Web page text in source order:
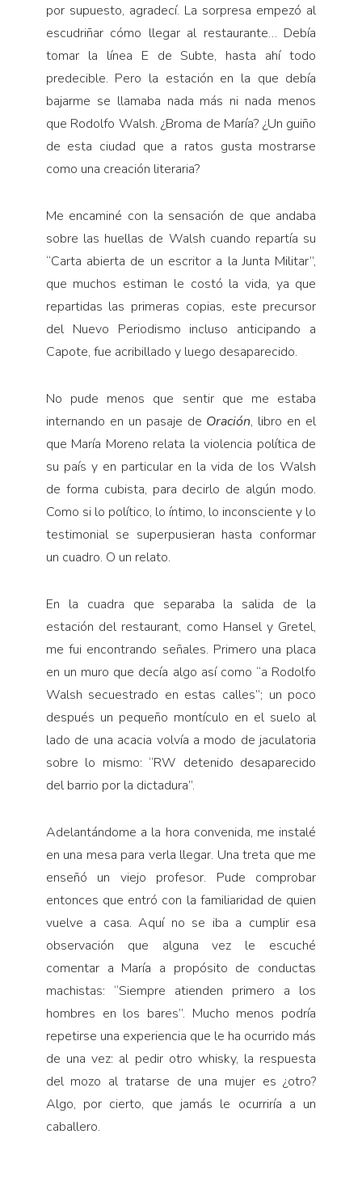
por supuesto, agradecí. La sorpresa empezó al
escudriñar cómo llegar al restaurante… Debía
tomar la línea E de Subte, hasta ahí todo
predecible. Pero la estación en la que debía
bajarme se llamaba nada más ni nada menos
que Rodolfo Walsh. ¿Broma de María? ¿Un guiño
de esta ciudad que a ratos gusta mostrarse
como una creación literaria?
Me encaminé con la sensación de que andaba
sobre las huellas de Walsh cuando repartía su
“Carta abierta de un escritor a la Junta Militar”,
que muchos estiman le costó la vida, ya que
repartidas las primeras copias, este precursor
del Nuevo Periodismo incluso anticipando a
Capote, fue acribillado y luego desaparecido.
No pude menos que sentir que me estaba
internando en un pasaje de Oración, libro en el
que María Moreno relata la violencia política de
su país y en particular en la vida de los Walsh
de forma cubista, para decirlo de algún modo.
Como si lo político, lo íntimo, lo inconsciente y lo
testimonial se superpusieran hasta conformar
un cuadro. O un relato.
En la cuadra que separaba la salida de la
estación del restaurant, como Hansel y Gretel,
me fui encontrando señales. Primero una placa
en un muro que decía algo así como “a Rodolfo
Walsh secuestrado en estas calles”; un poco
después un pequeño montículo en el suelo al
lado de una acacia volvía a modo de jaculatoria
sobre lo mismo: “RW detenido desaparecido
del barrio por la dictadura”.
Adelantándome a la hora convenida, me instalé
en una mesa para verla llegar. Una treta que me
enseñó un viejo profesor. Pude comprobar
entonces que entró con la familiaridad de quien
vuelve a casa. Aquí no se iba a cumplir esa
observación que alguna vez le escuché
comentar a María a propósito de conductas
machistas: “Siempre atienden primero a los
hombres en los bares”. Mucho menos podría
repetirse una experiencia que le ha ocurrido más
de una vez: al pedir otro whisky, la respuesta
del mozo al tratarse de una mujer es ¿otro?
Algo, por cierto, que jamás le ocurriría a un
caballero.